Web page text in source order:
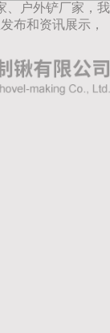
、户外铲厂家，我
布和资讯展示，